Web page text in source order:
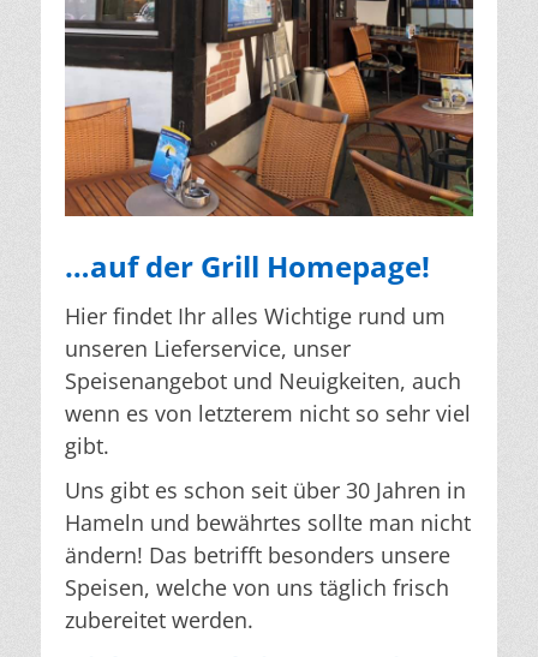
…auf der Grill Homepage!
Hier findet Ihr alles Wichtige rund um
unseren Lieferservice, unser
Speisenangebot und Neuigkeiten, auch
wenn es von letzterem nicht so sehr viel
gibt.
Uns gibt es schon seit über 30 Jahren in
Hameln und bewährtes sollte man nicht
ändern! Das betrifft besonders unsere
Speisen, welche von uns täglich frisch
zubereitet werden.